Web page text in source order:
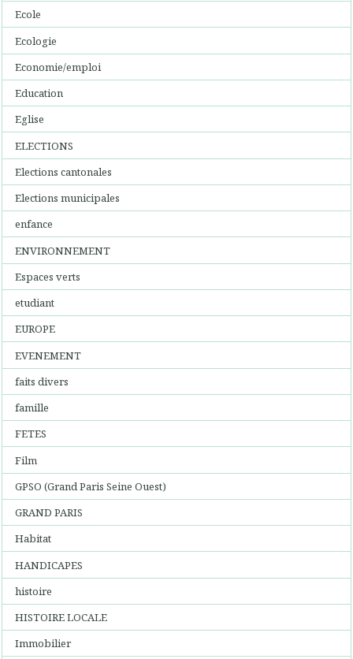
Ecole
Ecologie
Economie/emploi
Education
Eglise
ELECTIONS
Elections cantonales
Elections municipales
enfance
ENVIRONNEMENT
Espaces verts
etudiant
EUROPE
EVENEMENT
faits divers
famille
FETES
Film
GPSO (Grand Paris Seine Ouest)
GRAND PARIS
Habitat
HANDICAPES
histoire
HISTOIRE LOCALE
Immobilier